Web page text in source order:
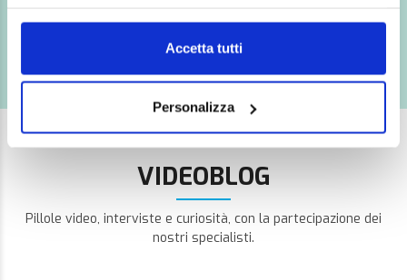
Accetta tutti
Personalizza
Resort&SPA sul territorio nazionale
VIDEOBLOG
Pillole video, interviste e curiosità, con la partecipazione dei
nostri specialisti.